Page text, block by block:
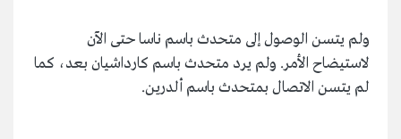
ولم يتسن الوصول إلى متحدث باسم ناسا حتى الآن
لاستيضاح الأمر. ولم يرد متحدث باسم كارداشيان بعد، كما
لم يتسن الاتصال بمتحدث باسم ألدرين.